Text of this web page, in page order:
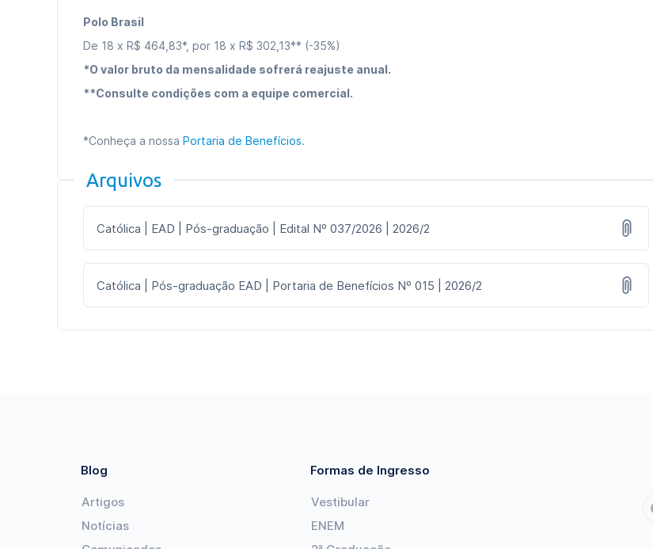
Polo Brasil
De 18 x R$ 464,83*, por 18 x R$ 302,13** (-35%)
*O valor bruto da mensalidade sofrerá reajuste anual.
**Consulte condições com a equipe comercial.
*Conheça a nossa Portaria de Benefícios.
Arquivos
Católica | EAD | Pós-graduação | Edital Nº 037/2026 | 2026/2
Católica | Pós-graduação EAD | Portaria de Benefícios Nº 015 | 2026/2
Blog
Artigos
Notícias
Formas de Ingresso
Vestibular
ENEM